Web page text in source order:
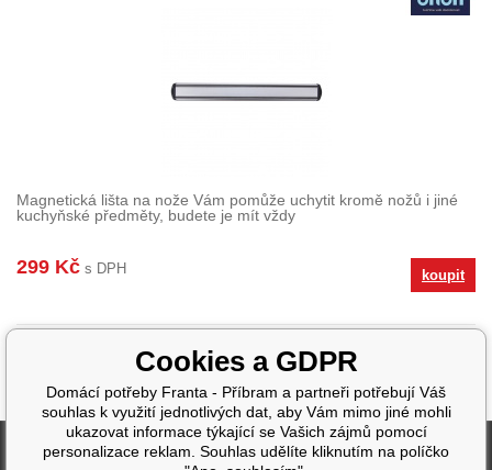
Magnetická lišta na nože Vám pomůže uchytit kromě nožů i jiné
kuchyňské předměty, budete je mít vždy
299 Kč s DPH koupit
Fakturační údaje
Cookies a GDPR
Domácí potřeby Franta - Příbram a partneři potřebují Váš
souhlas k využití jednotlivých dat, aby Vám mimo jiné mohli
ukazovat informace týkající se Vašich zájmů pomocí
personalizace reklam. Souhlas udělíte kliknutím na políčko